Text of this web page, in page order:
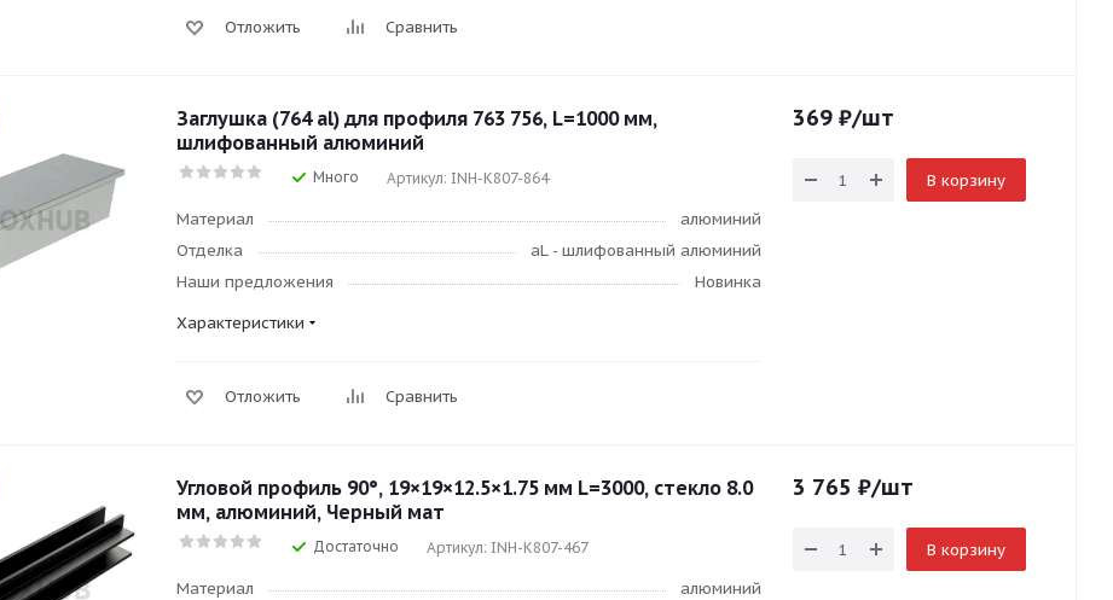
Отложить Сравнить
Заглушка (764 al) для профиля 763 756, L=1000 мм,
шлифованный алюминий
Много Артикул: INH-K807-864
Материал
алюминий
Отделка
aL - шлифованный алюминий
Наши предложения
Новинка
Характеристики
Отложить Сравнить
369 ₽/шт
В корзину
Угловой профиль 90°, 19×19×12.5×1.75 мм L=3000, стекло 8.0
мм, алюминий, Черный мат
Достаточно Артикул: INH-K807-467
Материал
алюминий
3 765 ₽/шт
В корзину